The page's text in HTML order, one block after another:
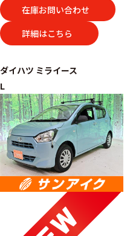
在庫お問い合わせ
詳細はこちら
ダイハツ ミライース
L